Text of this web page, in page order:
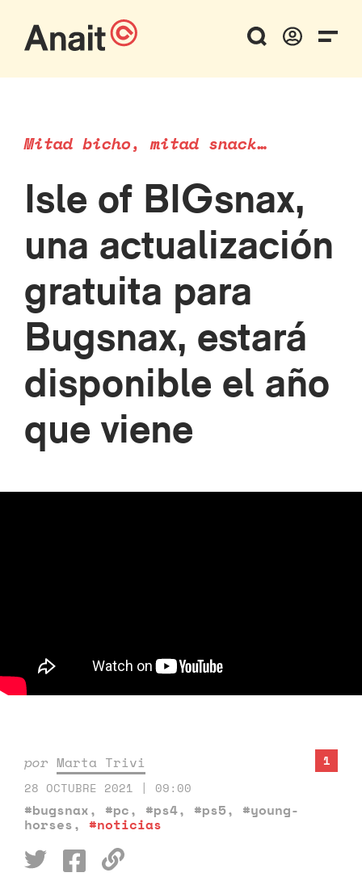
Mitad bicho, mitad snack…
Isle of BIGsnax,
una actualización
gratuita para
Bugsnax, estará
disponible el año
que viene
por Marta Trivi
28 OCTUBRE 2021 | 09:00
#bugsnax, #pc, #ps4, #ps5, #young-
horses, #noticias
1